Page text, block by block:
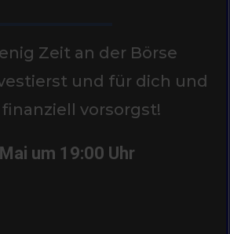
Zeit an der Börse
und für dich und
vorsorgst!
um 19:00 Uhr